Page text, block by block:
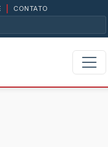
CONTATO